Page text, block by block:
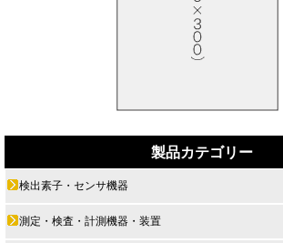
製品カテゴリー
検出素子・センサ機器
測定・検査・計測機器・装置